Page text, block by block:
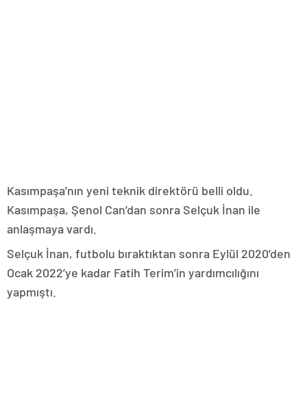
Kasımpaşa’nın yeni teknik direktörü belli oldu.
Kasımpaşa, Şenol Can’dan sonra Selçuk İnan ile
anlaşmaya vardı.
Selçuk İnan, futbolu bıraktıktan sonra Eylül 2020’den
Ocak 2022’ye kadar Fatih Terim’in yardımcılığını
yapmıştı.